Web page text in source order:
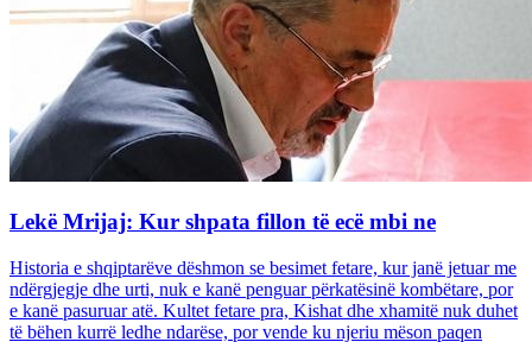
Lekë Mrijaj: Kur shpata fillon të ecë mbi ne
Historia e shqiptarëve dëshmon se besimet fetare, kur janë jetuar me
ndërgjegje dhe urti, nuk e kanë penguar përkatësinë kombëtare, por
e kanë pasuruar atë. Kultet fetare pra, Kishat dhe xhamitë nuk duhet
të bëhen kurrë ledhe ndarëse, por vende ku njeriu mëson paqen